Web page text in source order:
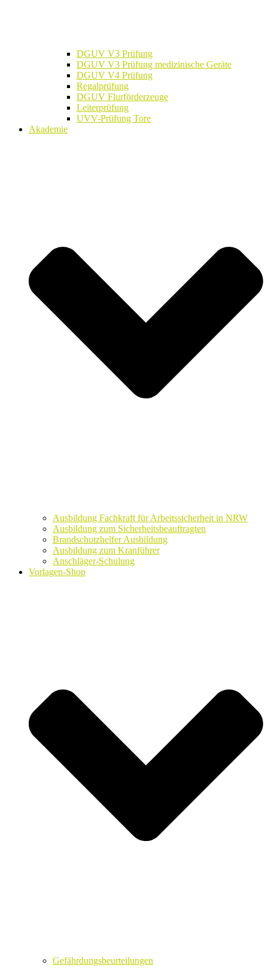
DGUV V3 Prüfung
DGUV V3 Prüfung medizinische Geräte
DGUV V4 Prüfung
Regalprüfung
DGUV Flurförderzeuge
Leiterprüfung
UVV-Prüfung Tore
Akademie
Ausbildung Fachkraft für Arbeitssicherheit in NRW
Ausbildung zum Sicherheitsbeauftragten
Brandschutzhelfer Ausbildung
Ausbildung zum Kranführer
Anschläger-Schulung
Vorlagen-Shop
Gefährdungsbeurteilungen